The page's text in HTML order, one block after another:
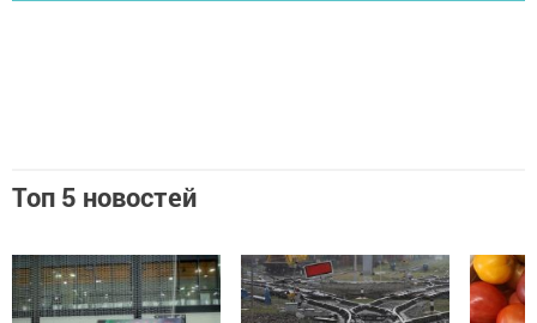
Топ 5 новостей